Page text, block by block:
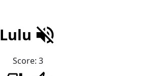
Lulu
Score: 3